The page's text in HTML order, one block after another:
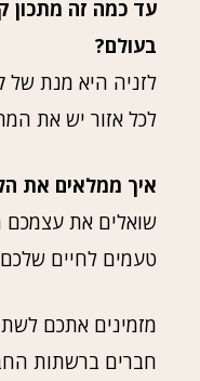
עד כמה זה מתכון
בעולם?
לזניה היא מנת של
לכל אזור יש את
איך ממלאים את
שואלים את עצמכם
טעמים לחיים
מזמינים אתכם
חברים ברשתות